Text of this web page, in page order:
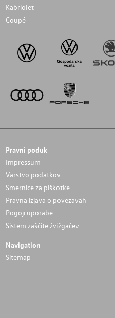
Kabriolet
Coupé
Pravni poduk
Impressum
Varstvo podatkov
Smernice za piškotke
Pravna izjava o povezavah
Pogoji uporabe
Sistem zaščite žvižgačev
Navigation
Sitemap